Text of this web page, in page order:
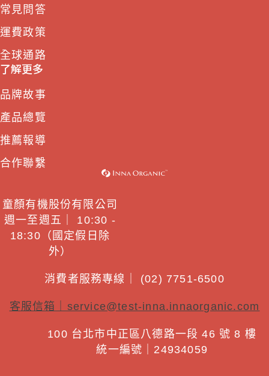
常見問答
運費政策
全球通路
了解更多
品牌故事
產品總覽
推薦報導
合作聯繫
童顏有機股份有限公司
週一至週五｜ 10:30 -
18:30（國定假日除
外）
消費者服務專線｜ (02) 7751-6500
客服信箱｜ service@test-inna.innaorganic.com
100 台北市中正區八德路一段 46 號 8 樓
統一編號｜24934059